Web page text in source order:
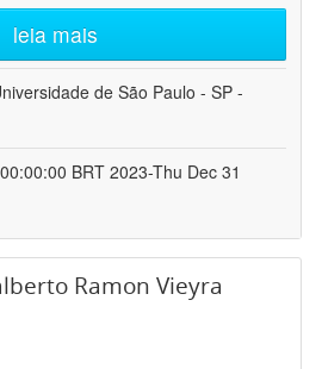
leia mais
de São Paulo - SP -
BRT 2023-Thu Dec 31
Ramon Vieyra